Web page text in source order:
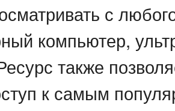
с
компьютер,
также
к самым